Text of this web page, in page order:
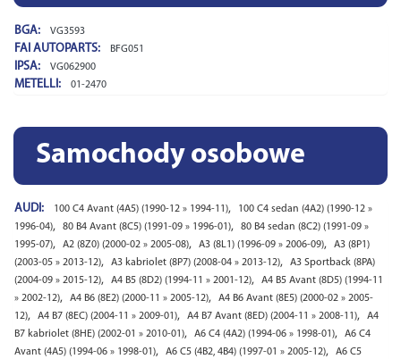
BGA: VG3593
FAI AUTOPARTS: BFG051
IPSA: VG062900
METELLI: 01-2470
Samochody osobowe
AUDI: 100 C4 Avant (4A5) (1990-12 » 1994-11),
100 C4 sedan (4A2) (1990-12 »
1996-04), 80 B4 Avant (8C5) (1991-09 » 1996-01),
80 B4 sedan (8C2) (1991-09 »
1995-07), A2 (8Z0) (2000-02 » 2005-08), A3 (8L1) (1996-09 » 2006-09),
A3 (8P1)
(2003-05 » 2013-12), A3 kabriolet (8P7) (2008-04 » 2013-12),
A3 Sportback (8PA)
(2004-09 » 2015-12), A4 B5 (8D2) (1994-11 » 2001-12),
A4 B5 Avant (8D5) (1994-11
» 2002-12), A4 B6 (8E2) (2000-11 » 2005-12),
A4 B6 Avant (8E5) (2000-02 » 2005-
12), A4 B7 (8EC) (2004-11 » 2009-01), A4 B7 Avant (8ED) (2004-11 » 2008-11),
A4
B7 kabriolet (8HE) (2002-01 » 2010-01), A6 C4 (4A2) (1994-06 » 1998-01),
A6 C4
Avant (4A5) (1994-06 » 1998-01), A6 C5 (4B2, 4B4) (1997-01 » 2005-12),
A6 C5